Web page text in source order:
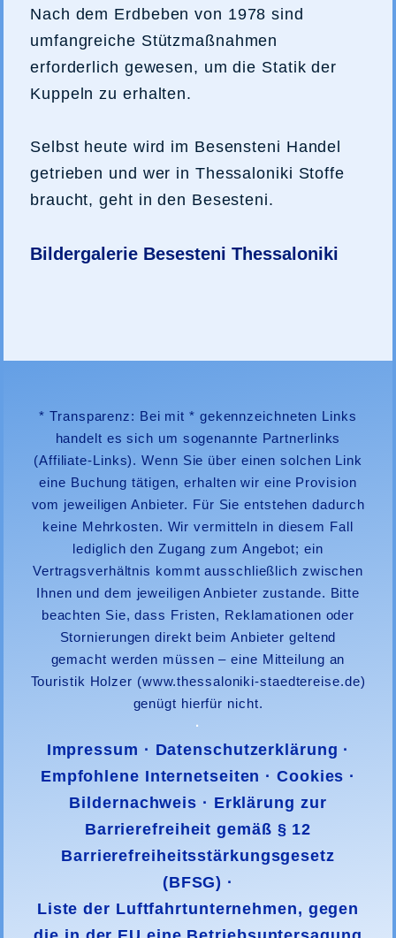
Nach dem Erdbeben von 1978 sind
umfangreiche Stützmaßnahmen
erforderlich gewesen, um die Statik der
Kuppeln zu erhalten.
Selbst heute wird im Besensteni Handel
getrieben und wer in Thessaloniki Stoffe
braucht, geht in den Besesteni.
Bildergalerie Besesteni Thessaloniki
* Transparenz: Bei mit * gekennzeichneten Links
handelt es sich um sogenannte Partnerlinks
(Affiliate-Links). Wenn Sie über einen solchen Link
eine Buchung tätigen, erhalten wir eine Provision
vom jeweiligen Anbieter. Für Sie entstehen dadurch
keine Mehrkosten. Wir vermitteln in diesem Fall
lediglich den Zugang zum Angebot; ein
Vertragsverhältnis kommt ausschließlich zwischen
Ihnen und dem jeweiligen Anbieter zustande. Bitte
beachten Sie, dass Fristen, Reklamationen oder
Stornierungen direkt beim Anbieter geltend
gemacht werden müssen – eine Mitteilung an
Touristik Holzer (www.thessaloniki-staedtereise.de)
genügt hierfür nicht.
·
Impressum · Datenschutzerklärung ·
Empfohlene Internetseiten ·Cookies ·
Bildernachweis · Erklärung zur
Barrierefreiheit gemäß § 12
Barrierefreiheitsstärkungsgesetz
(BFSG) ·
Liste der Luftfahrtunternehmen, gegen